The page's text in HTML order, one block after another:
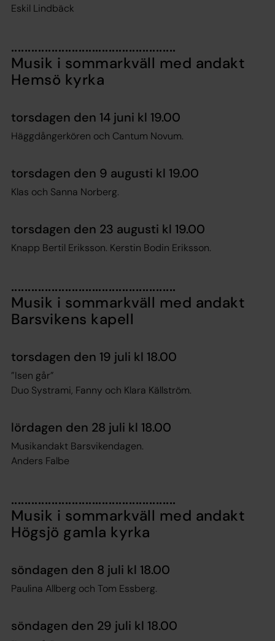
Eskil Lindbäck
.................................................
Musik i sommarkväll med andakt
Hemsö kyrka
torsdagen den 14 juni kl 19.00
Häggdångerkören och Cantum Novum.
torsdagen den 9 augusti kl 19.00
Klas och Sanna Norberg.
torsdagen den 23 augusti kl 19.00
Knapp Bertil Eriksson. Kerstin Bodin Eriksson.
.................................................
Musik i sommarkväll med andakt
Barsvikens kapell
torsdagen den 19 juli kl 18.00
”Isen går”
Duo Systrami, Fanny och Klara Källström.
lördagen den 28 juli kl 18.00
Musikandakt Barsvikendagen.
Anders Falbe
.................................................
Musik i sommarkväll med andakt
Högsjö gamla kyrka
söndagen den 8 juli kl 18.00
Paulina Allberg och Tom Essberg.
söndagen den 29 juli kl 18.00